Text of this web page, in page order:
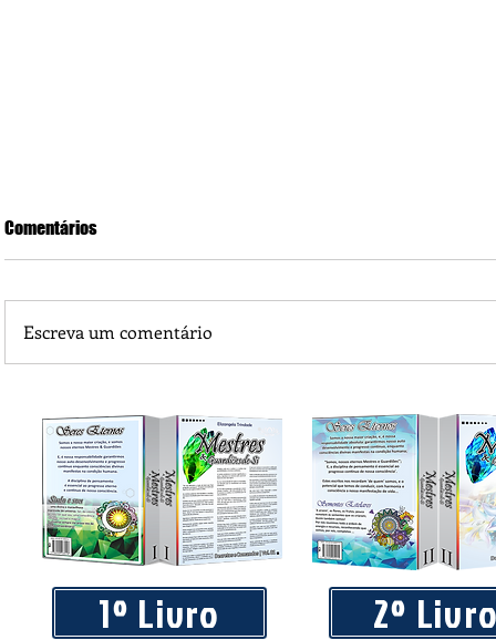
Saúde em Foco: Maçã e suas utilidades medicinais
Comentários
Escreva um comentário
1º Livro 2º